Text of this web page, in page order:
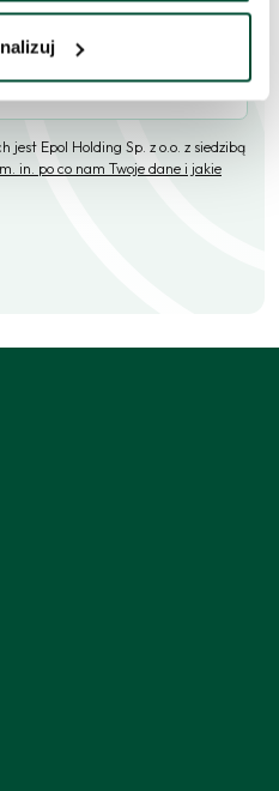
Epol Holding Sp. z o.o. z siedzibą
in. po co nam Twoje dane i jakie